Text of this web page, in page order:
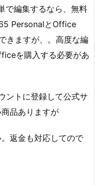
で編集するなら、無料
PersonalとOffice
きますが、。高度な編
を購入する必要があ
ントに登録して公式サ
品ありますが
返金も対応してので